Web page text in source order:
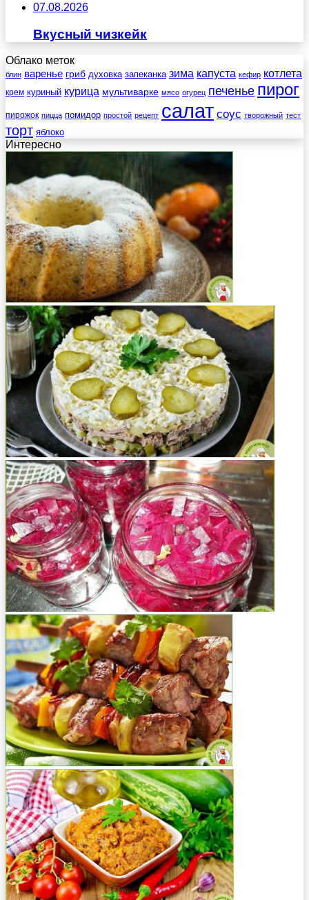
07.08.2026
Вкусный чизкейк
Облако меток
блин варенье гриб духовка запеканка зима капуста кефир котлета
крем куриный курица мультиварке мясо огурец печенье пирог
пирожок пицца помидор простой рецепт салат соус творожный тест
торт яблоко
Интересно